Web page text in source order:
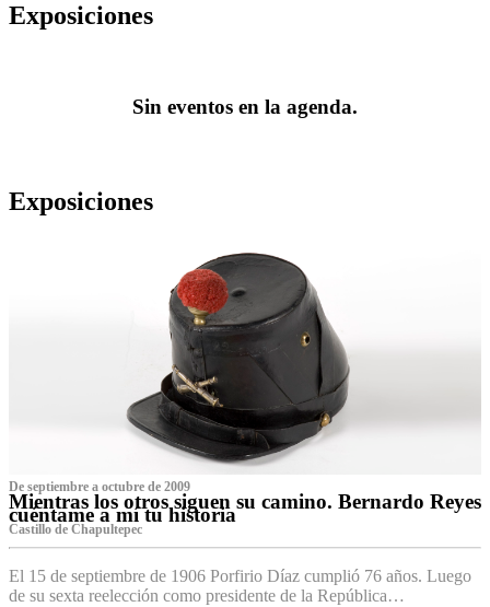
Exposiciones
Sin eventos en la agenda.
Exposiciones
De septiembre a octubre de 2009
Mientras los otros siguen su camino. Bernardo Reyes
cuéntame a mí tu historia
Castillo de Chapultepec
El 15 de septiembre de 1906 Porfirio Díaz cumplió 76 años. Luego
de su sexta reelección como presidente de la República…